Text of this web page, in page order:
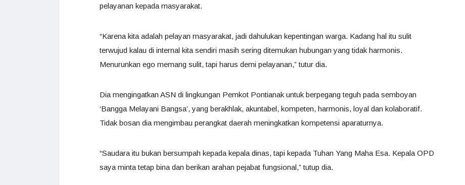
pelayanan kepada masyarakat.
“Karena kita adalah pelayan masyarakat, jadi dahulukan kepentingan warga. Kadang hal itu sulit
terwujud kalau di internal kita sendiri masih sering ditemukan hubungan yang tidak harmonis.
Menurunkan ego memang sulit, tapi harus demi pelayanan,” tutur dia.
Dia mengingatkan ASN di lingkungan Pemkot Pontianak untuk berpegang teguh pada semboyan
‘Bangga Melayani Bangsa’, yang berakhlak, akuntabel, kompeten, harmonis, loyal dan kolaboratif.
Tidak bosan dia mengimbau perangkat daerah meningkatkan kompetensi aparaturnya.
“Saudara itu bukan bersumpah kepada kepala dinas, tapi kepada Tuhan Yang Maha Esa. Kepala OPD
saya minta tetap bina dan berikan arahan pejabat fungsional,” tutup dia.